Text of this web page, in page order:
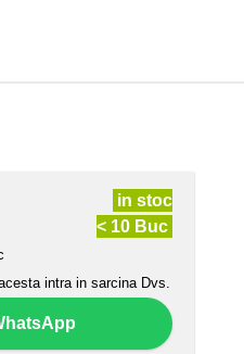
in stoc
< 10 Buc
intra in sarcina Dvs.